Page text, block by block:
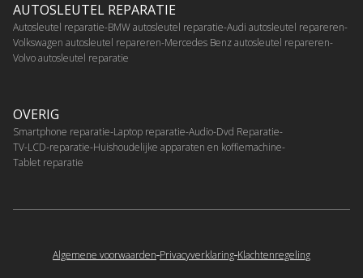
AUTOSLEUTEL REPARATIE
Autosleutel reparatie BMW autosleutel reparatie Audi autosleutel repareren
Volkswagen autosleutel repareren Mercedes Benz autosleutel repareren
Volvo autosleutel reparatie
OVERIG
Smartphone reparatie Laptop reparatie Audio-Dvd Reparatie
TV-LCD-reparatie Huishoudelijke apparaten en koffiemachine
Tablet reparatie
Algemene voorwaarden Privacyverklaring Klachtenregeling